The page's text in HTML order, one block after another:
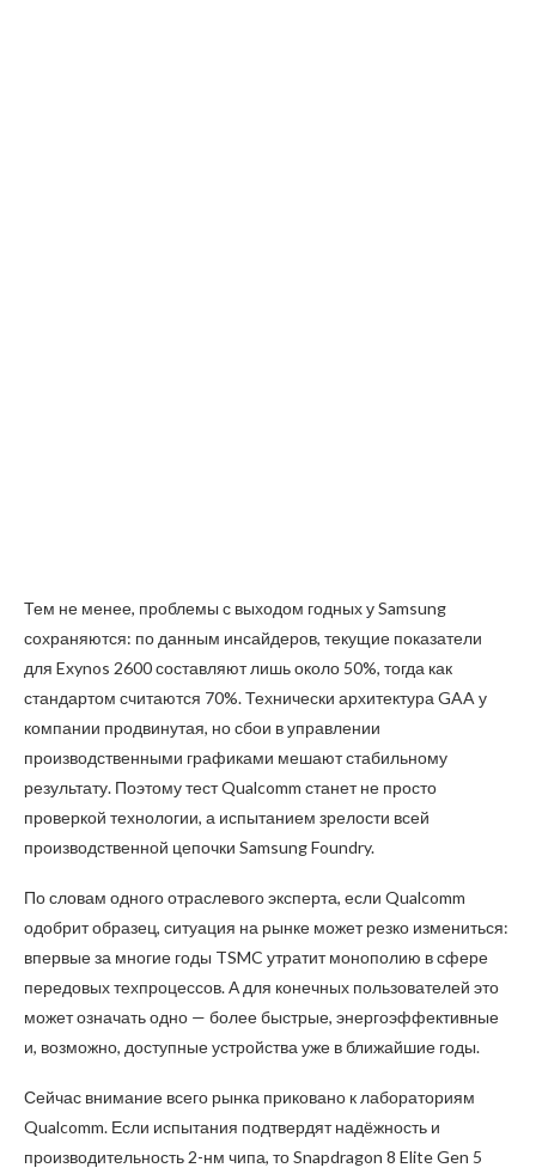
Тем не менее, проблемы с выходом годных у Samsung
сохраняются: по данным инсайдеров, текущие показатели
для Exynos 2600 составляют лишь около 50%, тогда как
стандартом считаются 70%. Технически архитектура GAA у
компании продвинутая, но сбои в управлении
производственными графиками мешают стабильному
результату. Поэтому тест Qualcomm станет не просто
проверкой технологии, а испытанием зрелости всей
производственной цепочки Samsung Foundry.
По словам одного отраслевого эксперта, если Qualcomm
одобрит образец, ситуация на рынке может резко измениться:
впервые за многие годы TSMC утратит монополию в сфере
передовых техпроцессов. А для конечных пользователей это
может означать одно — более быстрые, энергоэффективные
и, возможно, доступные устройства уже в ближайшие годы.
Сейчас внимание всего рынка приковано к лабораториям
Qualcomm. Если испытания подтвердят надёжность и
производительность 2-нм чипа, то Snapdragon 8 Elite Gen 5